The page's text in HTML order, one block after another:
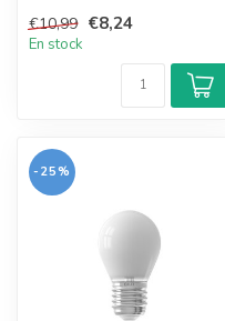
806LM 1800-30...
€10,99 €8,24
En stock
-25%